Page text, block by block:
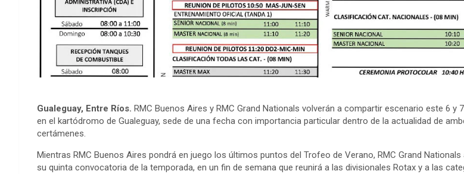
Gualeguay, Entre Ríos. RMC Buenos Aires y RMC Grand Nationals volverán a compartir escenario este 6 y
en el kartódromo de Gualeguay, sede de una fecha con importancia particular dentro de la actualidad de
certámenes.
Mientras RMC Buenos Aires pondrá en juego los últimos puntos del Trofeo de Verano, RMC Grand
su quinta convocatoria de la temporada, en un fin de semana que reunirá a las divisionales Rotax y a las